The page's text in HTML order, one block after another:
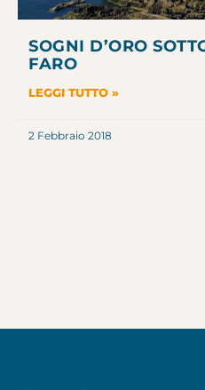
SOGNI D’ORO
FARO
LEGGI TUTTO »
2 Febbraio 2018